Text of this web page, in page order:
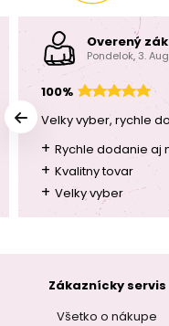
Overený
Pondelok, 3.
100%
Velky vyber, rychle
+ Rychle dodanie aj
+ Kvalitny tovar
+ Velky vyber
Zákaznícky servis
Všetko o nákupe